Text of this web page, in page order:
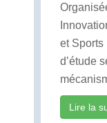
et Sports
d’étude
Lire la